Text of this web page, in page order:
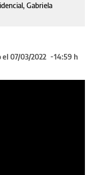
Gabriela
07/03/2022
14:59 h